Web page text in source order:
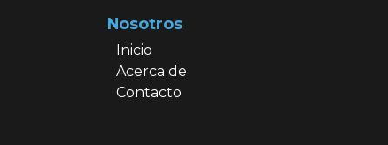
Nosotros
Inicio
Acerca de
Contacto